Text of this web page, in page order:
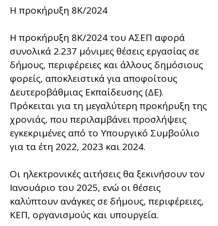
Η προκήρυξη 8Κ/2024
Η προκήρυξη 8Κ/2024 του ΑΣΕΠ αφορά
συνολικά 2.237 μόνιμες θέσεις εργασίας σε
δήμους, περιφέρειες και άλλους δημόσιους
φορείς, αποκλειστικά για αποφοίτους
Δευτεροβάθμιας Εκπαίδευσης (ΔΕ).
Πρόκειται για τη μεγαλύτερη προκήρυξη της
χρονιάς, που περιλαμβάνει προσλήψεις
εγκεκριμένες από το Υπουργικό Συμβούλιο
για τα έτη 2022, 2023 και 2024.
Οι ηλεκτρονικές αιτήσεις θα ξεκινήσουν τον
Ιανουάριο του 2025, ενώ οι θέσεις
καλύπτουν ανάγκες σε δήμους, περιφέρειες,
ΚΕΠ, οργανισμούς και υπουργεία.